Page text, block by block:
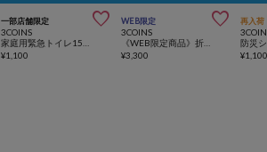
一部店舗限定 
3COINS
¥1,100
WEB限定 
3COINS
《WEB限定商品》折りたたみ非常用トイレ／SOBANI
¥3,300
再入荷
¥